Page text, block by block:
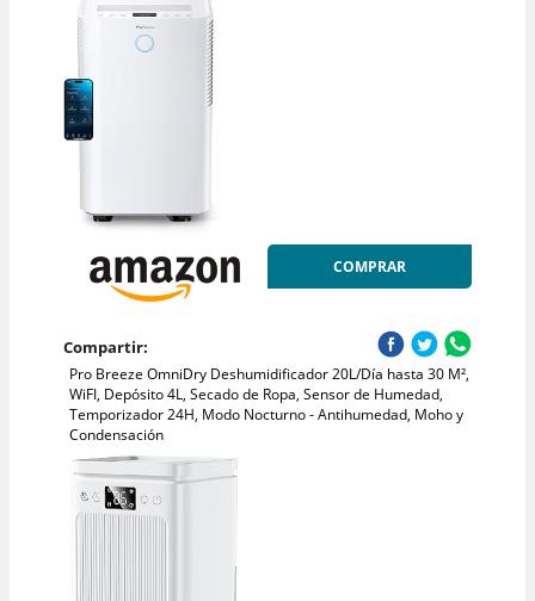
COMPRAR
Compartir:
Pro Breeze OmniDry Deshumidificador 20L/Día hasta 30 M²,
WiFI, Depósito 4L, Secado de Ropa, Sensor de Humedad,
Temporizador 24H, Modo Nocturno - Antihumedad, Moho y
Condensación